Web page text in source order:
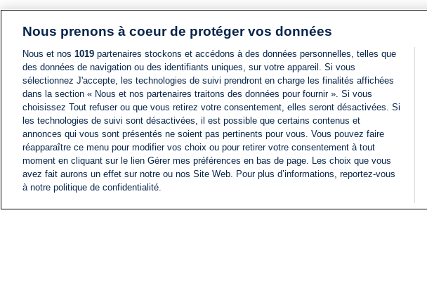
Nous prenons à coeur de protéger vos données
Nous et nos 1019 partenaires stockons et accédons à des données personnelles, telles que
des données de navigation ou des identifiants uniques, sur votre appareil. Si vous
sélectionnez J'accepte, les technologies de suivi prendront en charge les finalités affichées
dans la section « Nous et nos partenaires traitons des données pour fournir ». Si vous
choisissez Tout refuser ou que vous retirez votre consentement, elles seront désactivées. Si
les technologies de suivi sont désactivées, il est possible que certains contenus et
annonces qui vous sont présentés ne soient pas pertinents pour vous. Vous pouvez faire
réapparaître ce menu pour modifier vos choix ou pour retirer votre consentement à tout
moment en cliquant sur le lien Gérer mes préférences en bas de page. Les choix que vous
avez fait aurons un effet sur notre ou nos Site Web. Pour plus d’informations, reportez-vous
à notre politique de confidentialité.